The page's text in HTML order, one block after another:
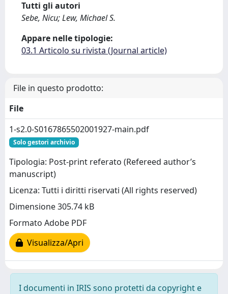
Tutti gli autori
Sebe, Nicu; Lew, Michael S.
Appare nelle tipologie:
03.1 Articolo su rivista (Journal article)
File in questo prodotto:
File
1-s2.0-S0167865502001927-main.pdf
Solo gestori archivio
Tipologia: Post-print referato (Refereed author’s
manuscript)
Licenza: Tutti i diritti riservati (All rights reserved)
Dimensione 305.74 kB
Formato Adobe PDF
Visualizza/Apri
I documenti in IRIS sono protetti da copyright e